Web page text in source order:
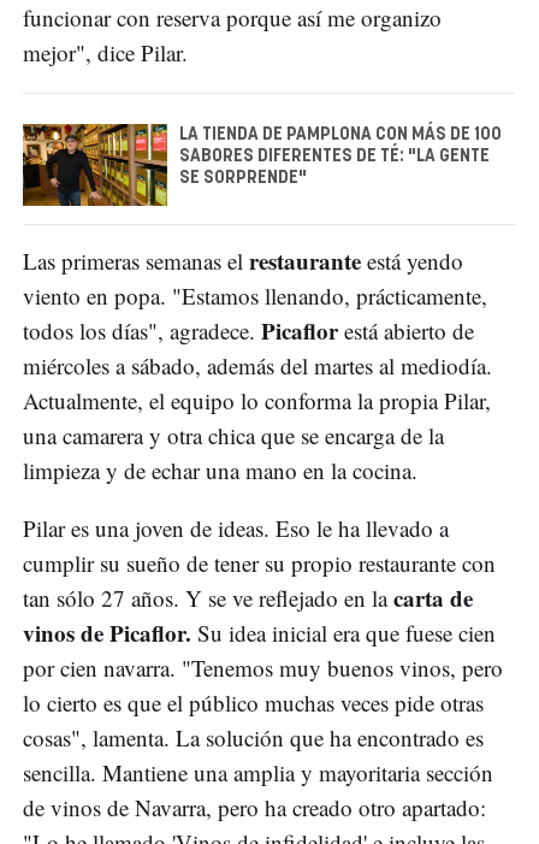
funcionar con reserva porque así me organizo
mejor", dice Pilar.
LA TIENDA DE PAMPLONA CON MÁS DE 100
SABORES DIFERENTES DE TÉ: "LA GENTE
SE SORPRENDE"
Las primeras semanas el restaurante está yendo
viento en popa. "Estamos llenando, prácticamente,
todos los días", agradece. Picaflorestá abierto de
miércoles a sábado, además del martes al mediodía.
Actualmente, el equipo lo conforma la propia Pilar,
una camarera y otra chica que se encarga de la
limpieza y de echar una mano en la cocina.
Pilar es una joven de ideas. Eso le ha llevado a
cumplir su sueño de tener su propio restaurante con
tan sólo 27 años. Y se ve reflejado en lacarta de
vinos de Picaflor. Su idea inicial era que fuese cien
por cien navarra. "Tenemos muy buenos vinos, pero
lo cierto es que el público muchas veces pide otras
cosas", lamenta. La solución que ha encontrado es
sencilla. Mantiene una amplia y mayoritaria sección
de vinos de Navarra, pero ha creado otro apartado: